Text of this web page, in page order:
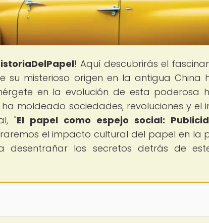
! Aquí descubrirás el
su misterioso origen en la antigua
en la evolución de esta poderosa
moldeado sociedades, revoluciones y el
"El papel como espejo social:
el impacto cultural del papel en la
desentrañar los secretos detrás de